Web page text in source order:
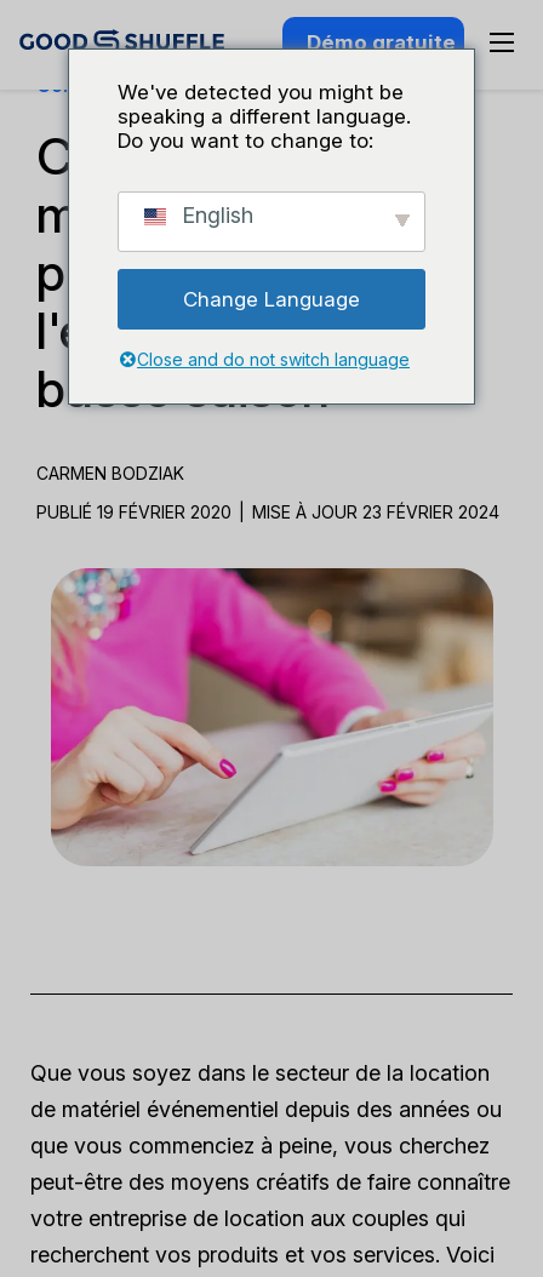
Démo gratuite
Connaissance Du Secteur
Conseils de
marketing pour les
professionnels de
l'événementiel en
basse saison
CARMEN BODZIAK
PUBLIÉ 19 FÉVRIER 2020
MISE À JOUR 23 FÉVRIER 2024
Que vous soyez dans le secteur de la location
de matériel événementiel depuis des années ou
que vous commenciez à peine, vous cherchez
peut-être des moyens créatifs de faire connaître
votre entreprise de location aux couples qui
recherchent vos produits et vos services. Voici
We've detected you might be
speaking a different language.
Do you want to change to:
English
Change Language
Close and do not switch language